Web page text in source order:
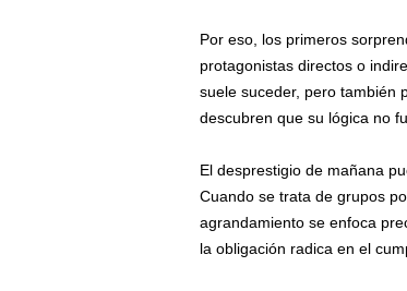
Por eso, los primeros
protagonistas directos o
suele suceder, pero también
descubren que su lógica no
El desprestigio de mañana
Cuando se trata de grupos
agrandamiento se enfoca
la obligación radica en el